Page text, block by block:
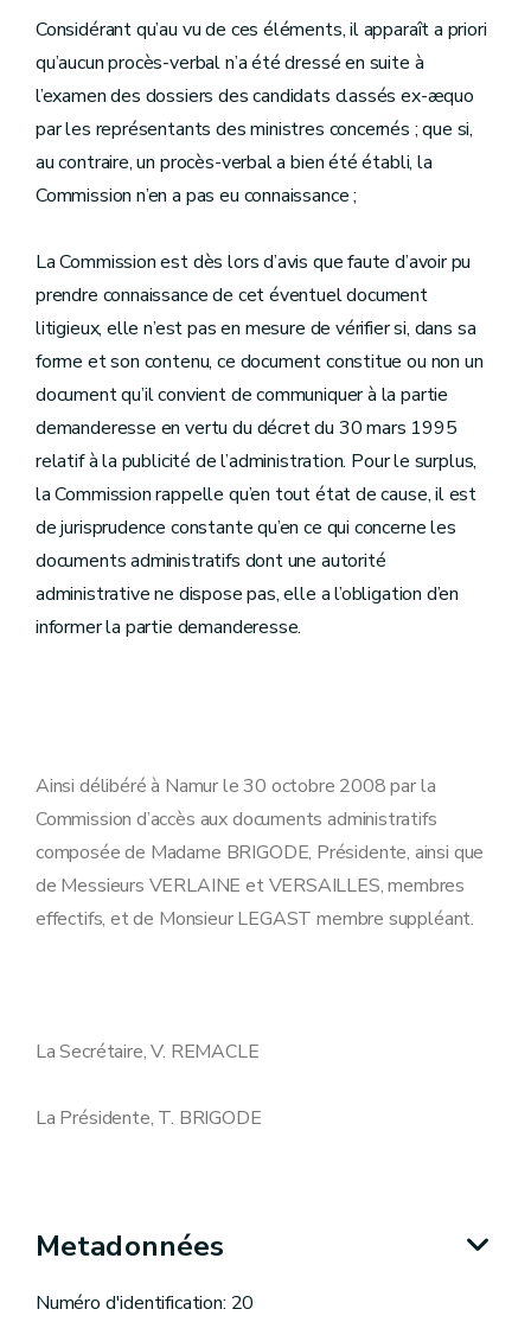
Considérant qu’au vu de ces éléments, il apparaît a priori
qu’aucun procès-verbal n’a été dressé en suite à
l’examen des dossiers des candidats classés ex-æquo
par les représentants des ministres concernés ; que si,
au contraire, un procès-verbal a bien été établi, la
Commission n’en a pas eu connaissance ;
La Commission est dès lors d’avis que faute d’avoir pu
prendre connaissance de cet éventuel document
litigieux, elle n’est pas en mesure de vérifier si, dans sa
forme et son contenu, ce document constitue ou non un
document qu’il convient de communiquer à la partie
demanderesse en vertu du décret du 30 mars 1995
relatif à la publicité de l’administration. Pour le surplus,
la Commission rappelle qu’en tout état de cause, il est
de jurisprudence constante qu’en ce qui concerne les
documents administratifs dont une autorité
administrative ne dispose pas, elle a l’obligation d’en
informer la partie demanderesse.
Ainsi délibéré à Namur le 30 octobre 2008 par la
Commission d’accès aux documents administratifs
composée de Madame BRIGODE, Présidente, ainsi que
de Messieurs VERLAINE et VERSAILLES, membres
effectifs, et de Monsieur LEGAST membre suppléant.
La Secrétaire, V. REMACLE
La Présidente, T. BRIGODE
Metadonnées
Numéro d'identification: 20